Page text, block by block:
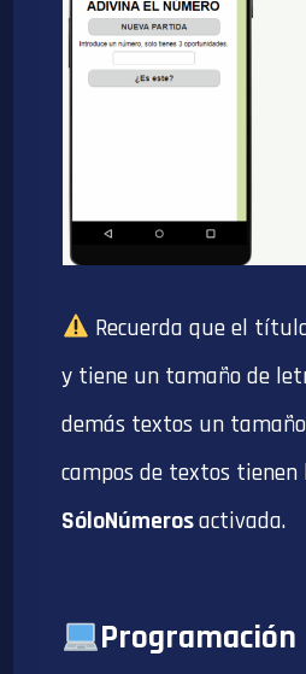
Recuerda que el
y tiene un tamaño de
demás textos un
campos de textos tienen
SóloNúmerosactivada.
Programación